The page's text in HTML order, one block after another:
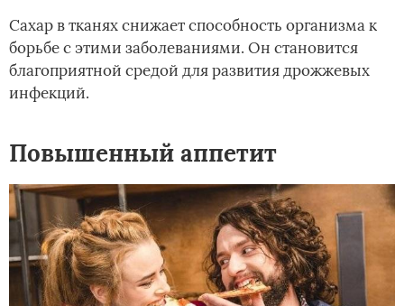
Сахар в тканях снижает способность организма к
борьбе с этими заболеваниями. Он становится
благоприятной средой для развития дрожжевых
инфекций.
Повышенный аппетит